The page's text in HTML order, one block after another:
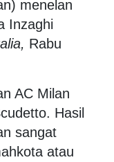
menelan
Inzaghi
Rabu
AC Milan
Hasil
sangat
atau